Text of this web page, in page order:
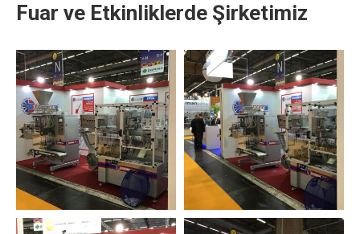
Fuar ve Etkinliklerde Şirketimiz